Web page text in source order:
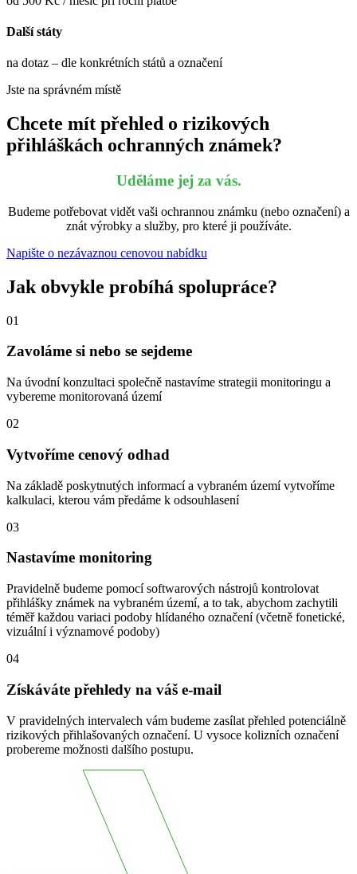
Další státy
na dotaz – dle konkrétních států a označení
Jste na správném místě
Chcete mít přehled o rizikových
přihláškách ochranných známek?
Uděláme jej za vás.
Budeme potřebovat vidět vaši ochrannou známku (nebo označení) a
znát výrobky a služby, pro které ji používáte.
Napište o nezávaznou cenovou nabídku
Jak obvykle probíhá spolupráce?
01
Zavoláme si nebo se sejdeme
Na úvodní konzultaci společně nastavíme strategii monitoringu a
vybereme monitorovaná území
02
Vytvoříme cenový odhad
Na základě poskytnutých informací a vybraném území vytvoříme
kalkulaci, kterou vám předáme k odsouhlasení
03
Nastavíme monitoring
Pravidelně budeme pomocí softwarových nástrojů kontrolovat
přihlášky známek na vybraném území, a to tak, abychom zachytili
téměř každou variaci podoby hlídaného označení (včetně fonetické,
vizuální i významové podoby)
04
Získáváte přehledy na váš e-mail
V pravidelných intervalech vám budeme zasílat přehled potenciálně
rizikových přihlašovaných označení. U vysoce kolizních označení
probereme možnosti dalšího postupu.